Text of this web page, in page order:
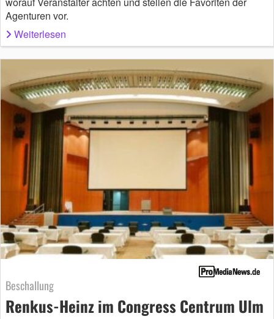
Agenturen vor.
Weiterlesen
Beschallung
Renkus-Heinz im Congress Centrum Ulm